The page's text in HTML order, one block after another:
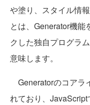
や塗り、スタイル情
とは、Generator機能
クした独自プログラ
意味します。
Generatorのコアラ
れており、